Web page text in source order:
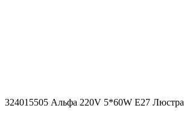
324015505 Альфа 220V 5*60W Е27 Люстра